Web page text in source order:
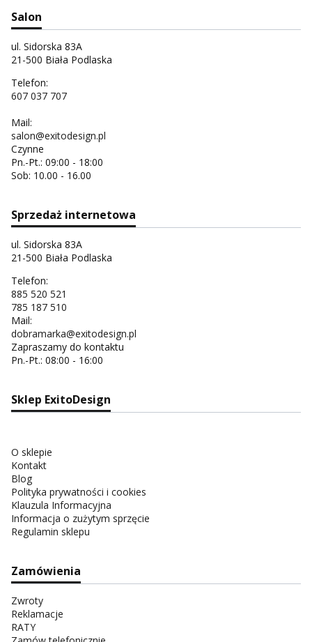
Salon
ul. Sidorska 83A
21-500 Biała Podlaska
Telefon:
607 037 707
Mail:
salon@exitodesign.pl
Czynne
Pn.-Pt.: 09:00 - 18:00
Sob: 10.00 - 16.00
Sprzedaż internetowa
ul. Sidorska 83A
21-500 Biała Podlaska
Telefon:
885 520 521
785 187 510
Mail:
dobramarka@exitodesign.pl
Zapraszamy do kontaktu
Pn.-Pt.: 08:00 - 16:00
Sklep ExitoDesign
O sklepie
Kontakt
Blog
Polityka prywatności i cookies
Klauzula Informacyjna
Informacja o zużytym sprzęcie
Regulamin sklepu
Zamówienia
Zwroty
Reklamacje
RATY